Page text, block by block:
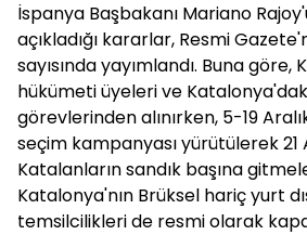
İspanya Başbakanı Mariano
açıkladığı kararlar, Resmi
sayısında yayımlandı. Buna
hükümeti üyeleri ve
görevlerinden alınırken, 5-19
seçim kampanyası yürütülerek 21
Katalanların sandık başına
Katalonya'nın Brüksel hariç yurt
temsilcilikleri de resmi olarak